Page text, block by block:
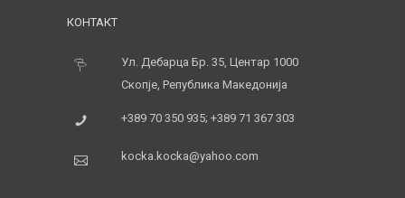
КОНТАКТ
Ул. Дебарца Бр. 35, Центар 1000
Скопје, Република Македонија
+389 70 350 935; +389 71 367 303
kocka.kocka@yahoo.com